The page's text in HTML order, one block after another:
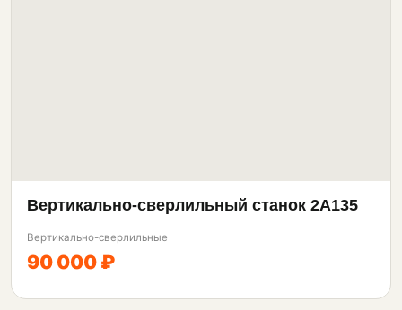
Вертикально-сверлильный станок 2А135
Вертикально-сверлильные
90 000 ₽